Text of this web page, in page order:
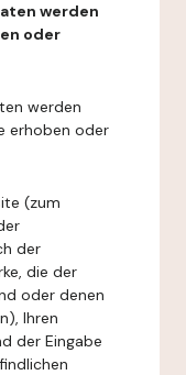
werden
oder
werden
erhoben oder
(zum
der
die der
oder denen
Ihren
der Eingabe